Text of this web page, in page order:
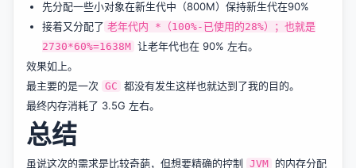
先分配一些小对象在新生代中（800M）保持新生代在90%
接着又分配了 老年代内 *（100%-已使用的28%）；也就是
2730*60%=1638M 让老年代也在 90% 左右。
效果如上。
最主要的是一次 GC 都没有发生这样也就达到了我的目的。
最终内存消耗了 3.5G 左右。
总结
虽说这次的需求是比较奇葩，但想要精确的控制 JVM 的内存分配